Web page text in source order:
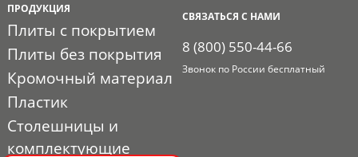
ПРОДУКЦИЯ
Плиты с покрытием
Плиты без покрытия
Кромочный материал
Пластик
Столешницы и
комплектующие
СВЯЗАТЬСЯ С НАМИ
8 (800) 550-44-66
Звонок по России бесплатный